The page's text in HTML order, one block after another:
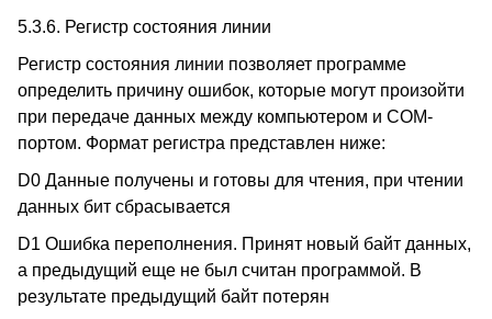
5.3.6. Регистр состояния линии
Регистр состояния линии позволяет программе
определить причину ошибок, которые могут произойти
при передаче данных между компьютером и COM-
портом. Формат регистра представлен ниже:
D0 Данные получены и готовы для чтения, при чтении
данных бит сбрасывается
D1 Ошибка переполнения. Принят новый байт данных,
а предыдущий еще не был считан программой. В
результате предыдущий байт потерян